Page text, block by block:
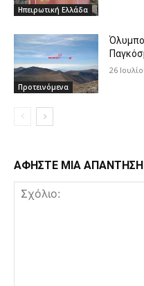
Ηπειρωτική Ελλάδα
Προτεινόμενα
26
ΑΦΗΣΤΕ ΜΙΑ ΑΠΑΝΤΗΣΗ